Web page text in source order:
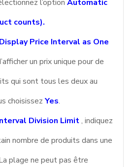
l’optionAutomatic
counts).
Display Price Interval as One
un prix unique pour de
qui sont tous les deux au
choisissezYes.
Division Limit, indiquez
nombre de produits dans une
plage ne peut pas être